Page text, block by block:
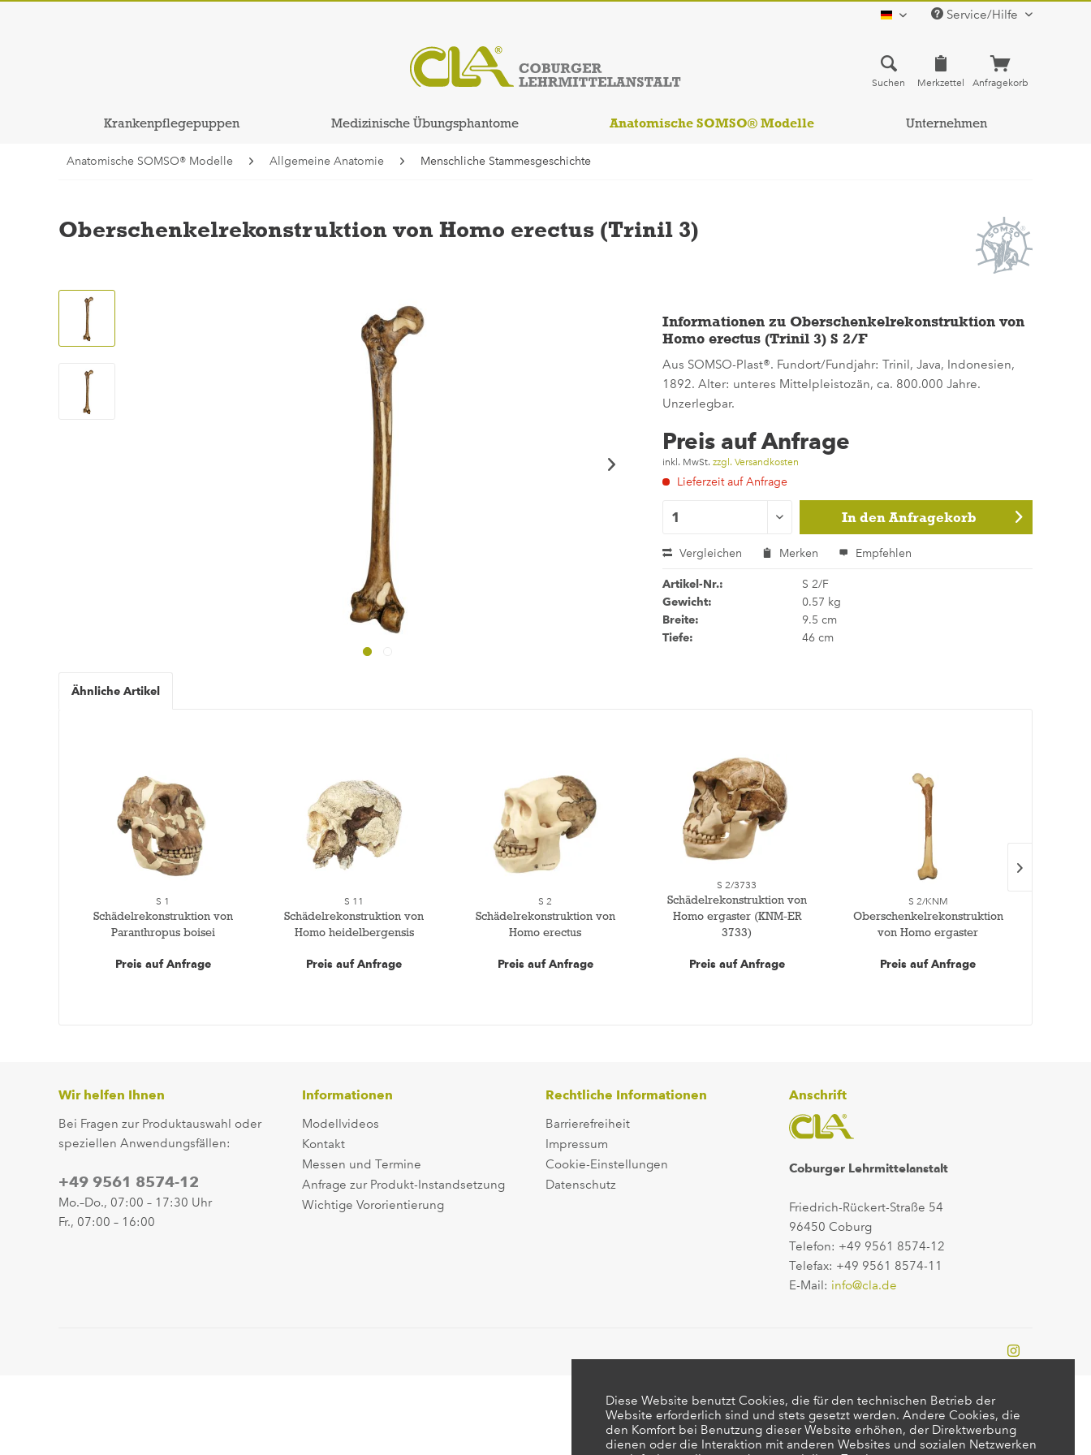
deutsch Service/Hilfe
Suchen Merkzettel Anfragekorb
Krankenpflegepuppen Medizinische Übungsphantome Anatomische SOMSO® Modelle Unternehmen
Anatomische SOMSO® Modelle Allgemeine Anatomie Menschliche Stammesgeschichte
Oberschenkelrekonstruktion von Homo erectus (Trinil 3)
Informationen zu Oberschenkelrekonstruktion von
Homo erectus (Trinil 3) S 2/F
Aus SOMSO-Plast®. Fundort/Fundjahr: Trinil, Java, Indonesien,
1892. Alter: unteres Mittelpleistozän, ca. 800.000 Jahre.
Unzerlegbar.
Preis auf Anfrage
inkl. MwSt. zzgl. Versandkosten
Lieferzeit auf Anfrage
In den Anfragekorb
Vergleichen Merken Empfehlen
Artikel-Nr.: S 2/F
Gewicht: 0.57 kg
Breite: 9.5 cm
Tiefe: 46 cm
Ähnliche Artikel
S 1
Schädelrekonstruktion von
Paranthropus boisei
Preis auf Anfrage
S 11
Schädelrekonstruktion von
Homo heidelbergensis
Preis auf Anfrage
S 2
Schädelrekonstruktion von
Homo erectus
Preis auf Anfrage
S 2/3733
Schädelrekonstruktion von
Homo ergaster (KNM-ER
3733)
Preis auf Anfrage
S 2/KNM
Oberschenkelrekonstruktion
von Homo ergaster
Preis auf Anfrage
Wir helfen Ihnen
Bei Fragen zur Produktauswahl oder
speziellen Anwendungsfällen:
+49 9561 8574-12
Mo.–Do., 07:00 – 17:30 Uhr
Fr., 07:00 – 16:00
Informationen
Modellvideos
Kontakt
Messen und Termine
Anfrage zur Produkt-Instandsetzung
Wichtige Vororientierung
Rechtliche Informationen
Barrierefreiheit
Impressum
Cookie-Einstellungen
Datenschutz
Anschrift
Coburger Lehrmittelanstalt
Friedrich-Rückert-Straße 54
96450 Coburg
Telefon: +49 9561 8574-12
Telefax: +49 9561 8574-11
E-Mail: info@cla.de
Diese Website benutzt Cookies, die für den technischen Betrieb der
Website erforderlich sind und stets gesetzt werden. Andere Cookies, die
den Komfort bei Benutzung dieser Website erhöhen, der Direktwerbung
dienen oder die Interaktion mit anderen Websites und sozialen Netzwerken